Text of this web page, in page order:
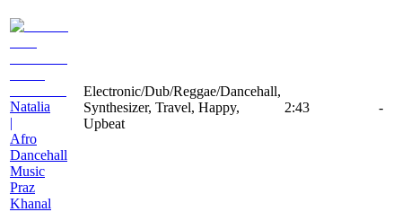
Natalia
|
Afro
Dancehall
Music
Praz
Khanal
Electronic/Dub/Reggae/Dancehall,
Synthesizer, Travel, Happy,
Upbeat
2:43 -